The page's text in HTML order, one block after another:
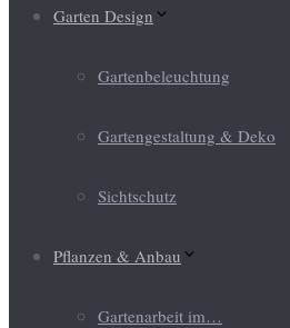
Garten Design
Gartenbeleuchtung
Gartengestaltung & Deko
Sichtschutz
Pflanzen & Anbau
Gartenarbeit im…